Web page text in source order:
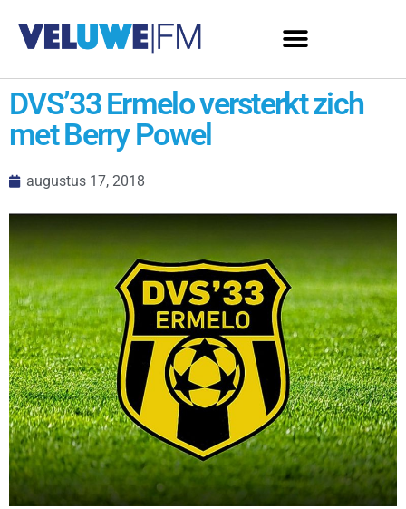
DVS’33 Ermelo versterkt zich
met Berry Powel
augustus 17, 2018